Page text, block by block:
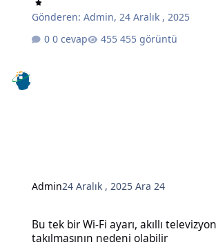
Gönderen:Admin,24 Aralık , 2025
0 cevap
455 görüntü
Admin24 Aralık , 2025Ara 24
Bu tek bir Wi-Fi ayarı, akıllı
takılmasının nedeni olabilir